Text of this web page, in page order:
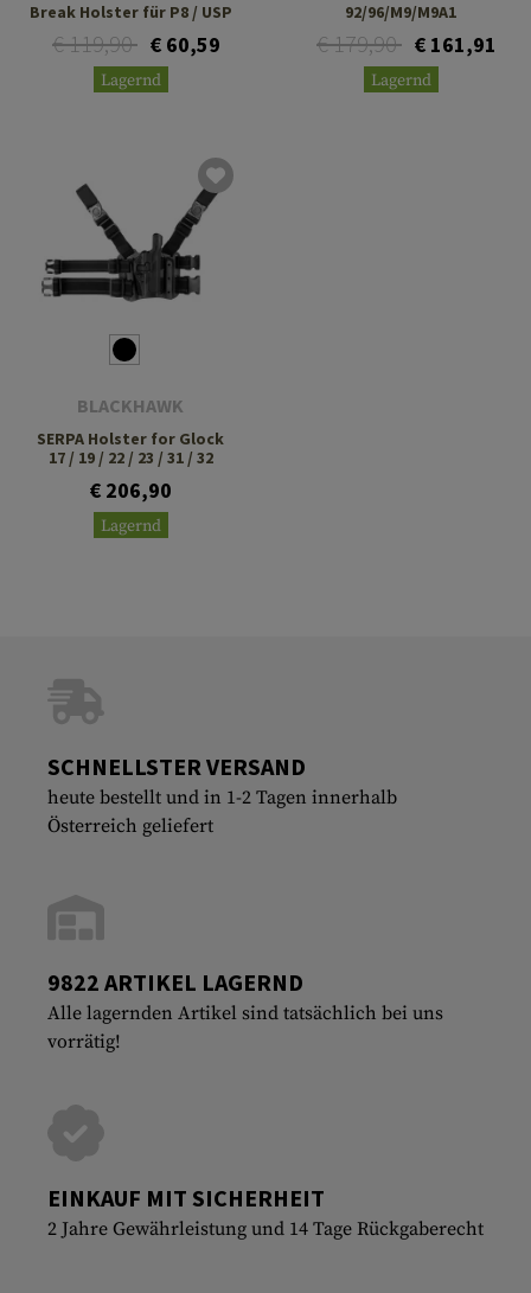
Break Holster für P8 / USP
€ 119,90 € 60,59
Lagernd
92/96/M9/M9A1
€ 179,90 € 161,91
Lagernd
BLACKHAWK
SERPA Holster for Glock
17 / 19 / 22 / 23 / 31 / 32
€ 206,90
Lagernd
SCHNELLSTER VERSAND
heute bestellt und in 1-2 Tagen innerhalb
Österreich geliefert
9822 ARTIKEL LAGERND
Alle lagernden Artikel sind tatsächlich bei uns
vorrätig!
EINKAUF MIT SICHERHEIT
2 Jahre Gewährleistung und 14 Tage Rückgaberecht